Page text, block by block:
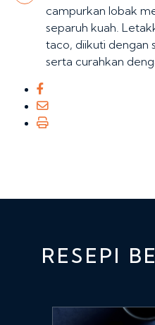
campurkan lobak
separuh kuah.
taco, diikuti dengan
serta curahkan
RESEPI